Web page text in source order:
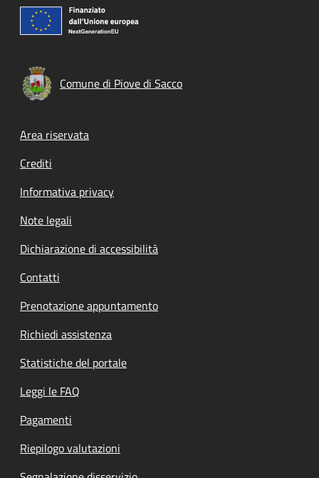
Comune di Piove di Sacco
Footer menu
Area riservata
Crediti
Informativa privacy
Note legali
Dichiarazione di accessibilità
Contatti
Prenotazione appuntamento
Richiedi assistenza
Statistiche del portale
Leggi le FAQ
Pagamenti
Riepilogo valutazioni